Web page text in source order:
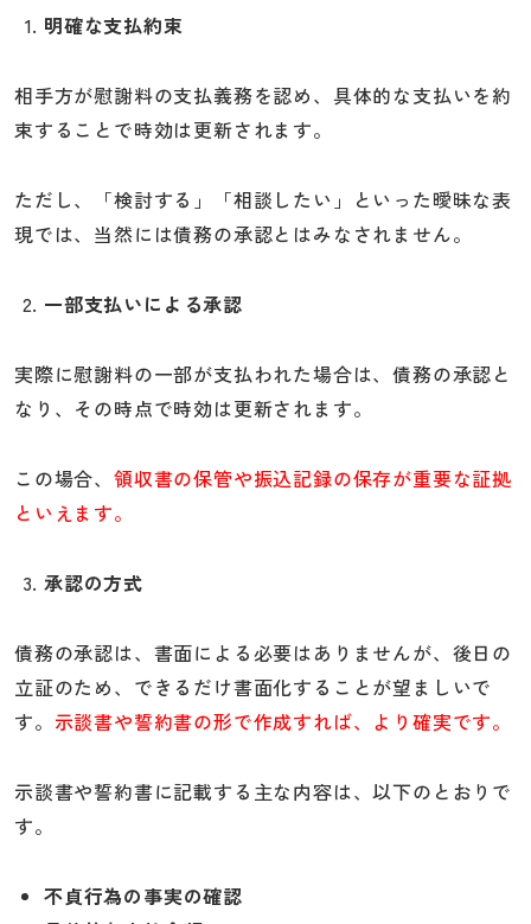
明確な支払約束
相手方が慰謝料の支払義務を認め、具体的な支払いを約
束することで時効は更新されます。
ただし、「検討する」「相談したい」といった曖昧な表
現では、当然には債務の承認とはみなされません。
一部支払いによる承認
実際に慰謝料の一部が支払われた場合は、債務の承認と
なり、その時点で時効は更新されます。
この場合、 領収書の保管や振込記録の保存が重要な証拠
といえます。
承認の方式
債務の承認は、書面による必要はありませんが、後日の
立証のため、できるだけ書面化することが望ましいで
す。 示談書や誓約書の形で作成すれば、より確実です。
示談書や誓約書に記載する主な内容は、以下のとおりで
す。
不貞行為の事実の確認